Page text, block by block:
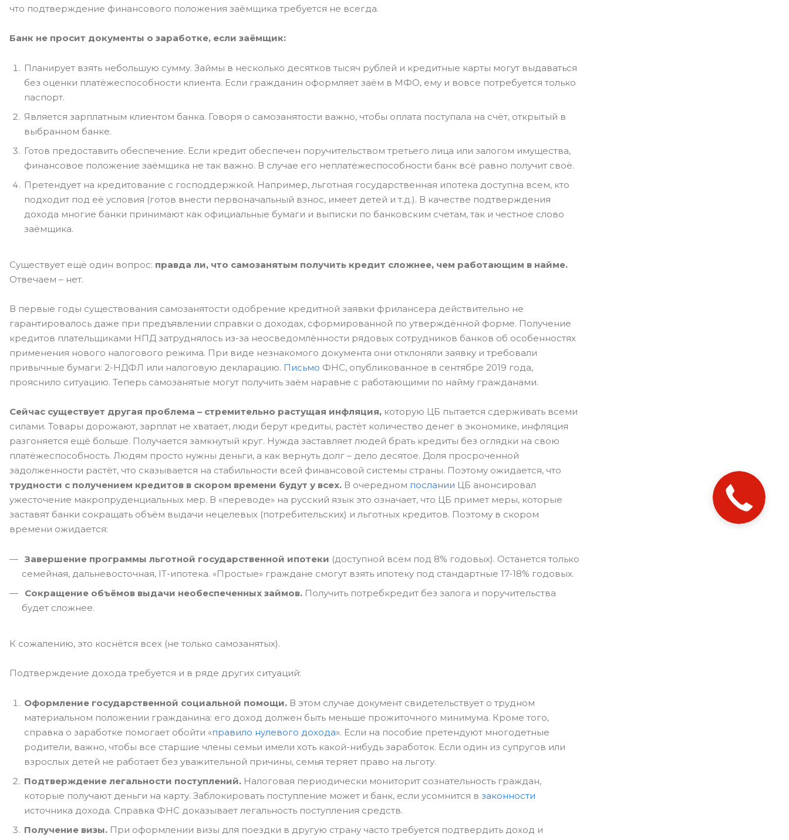
что подтверждение финансового положения заёмщика требуется не всегда.
Банк не просит документы о заработке, если заёмщик:
Планирует взять небольшую сумму. Займы в несколько десятков тысяч рублей и кредитные карты могут выдаваться
без оценки платёжеспособности клиента. Если гражданин оформляет заём в МФО, ему и вовсе потребуется только
паспорт.
Является зарплатным клиентом банка. Говоря о самозанятости важно, чтобы оплата поступала на счёт, открытый в
выбранном банке.
Готов предоставить обеспечение. Если кредит обеспечен поручительством третьего лица или залогом имущества,
финансовое положение заёмщика не так важно. В случае его неплатёжеспособности банк всё равно получит своё.
Претендует на кредитование с господдержкой. Например, льготная государственная ипотека доступна всем, кто
подходит под её условия (готов внести первоначальный взнос, имеет детей и т.д.). В качестве подтверждения
дохода многие банки принимают как официальные бумаги и выписки по банковским счетам, так и честное слово
заёмщика.
Существует ещё один вопрос: правда ли, что самозанятым получить кредит сложнее, чем работающим в найме.
Отвечаем – нет.
В первые годы существования самозанятости одобрение кредитной заявки фрилансера действительно не
гарантировалось даже при предъявлении справки о доходах, сформированной по утверждённой форме. Получение
кредитов плательщиками НПД затруднялось из-за неосведомлённости рядовых сотрудников банков об особенностях
применения нового налогового режима. При виде незнакомого документа они отклоняли заявку и требовали
привычные бумаги: 2-НДФЛ или налоговую декларацию. Письмо ФНС, опубликованное в сентябре 2019 года,
прояснило ситуацию. Теперь самозанятые могут получить заём наравне с работающими по найму гражданами.
Сейчас существует другая проблема – стремительно растущая инфляция, которую ЦБ пытается сдерживать всеми
силами. Товары дорожают, зарплат не хватает, люди берут кредиты, растёт количество денег в экономике, инфляция
разгоняется ещё больше. Получается замкнутый круг. Нужда заставляет людей брать кредиты без оглядки на свою
платёжеспособность. Людям просто нужны деньги, а как вернуть долг – дело десятое. Доля просроченной
задолженности растёт, что сказывается на стабильности всей финансовой системы страны. Поэтому ожидается, что
трудности с получением кредитов в скором времени будут у всех. В очередном послании ЦБ анонсировал
ужесточение макропруденциальных мер. В «переводе» на русский язык это означает, что ЦБ примет меры, которые
заставят банки сокращать объём выдачи нецелевых (потребительских) и льготных кредитов. Поэтому в скором
времени ожидается:
Завершение программы льготной государственной ипотеки (доступной всем под 8% годовых). Останется только
семейная, дальневосточная, IT-ипотека. «Простые» граждане смогут взять ипотеку под стандартные 17-18% годовых.
Сокращение объёмов выдачи необеспеченных займов. Получить потребкредит без залога и поручительства
будет сложнее.
К сожалению, это коснётся всех (не только самозанятых).
Подтверждение дохода требуется и в ряде других ситуаций:
Оформление государственной социальной помощи. В этом случае документ свидетельствует о трудном
материальном положении гражданина: его доход должен быть меньше прожиточного минимума. Кроме того,
справка о заработке помогает обойти «правило нулевого дохода». Если на пособие претендуют многодетные
родители, важно, чтобы все старшие члены семьи имели хоть какой-нибудь заработок. Если один из супругов или
взрослых детей не работает без уважительной причины, семья теряет право на льготу.
Подтверждение легальности поступлений. Налоговая периодически мониторит сознательность граждан,
которые получают деньги на карту. Заблокировать поступление может и банк, если усомнится в законности
источника дохода. Справка ФНС доказывает легальность поступления средств.
Получение визы. При оформлении визы для поездки в другую страну часто требуется подтвердить доход и